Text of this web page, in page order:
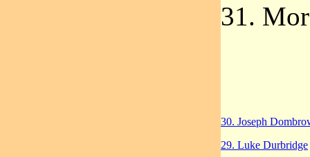
31.
30. Joseph
29. Luke Durbridge